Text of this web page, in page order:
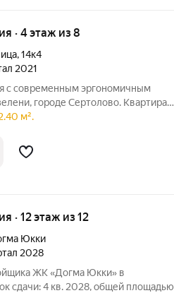
· 4 этаж из 8
,14к4
2021
с современным эргономичным
городе Сертолово. Квартира
ручей, рядом поликлиника и
м².
· 12 этаж из 12
Юкки
2028
ЖК «Догма Юкки» в
сдачи: 4 кв. 2028, общей площадью